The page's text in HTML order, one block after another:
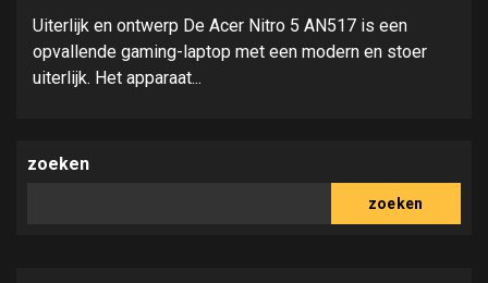
Uiterlijk en ontwerp De Acer Nitro 5 AN517 is een
opvallende gaming-laptop met een modern en stoer
uiterlijk. Het apparaat...
zoeken
zoeken